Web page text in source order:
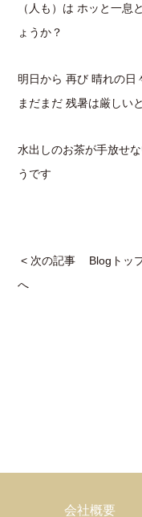
（人も）は ホッと一息
ょうか？
明日から 再び 晴れの日
まだまだ 残暑は厳しい
水出しのお茶が手放せ
うです
< 次の記事
へ
Blogトッ
会社概要